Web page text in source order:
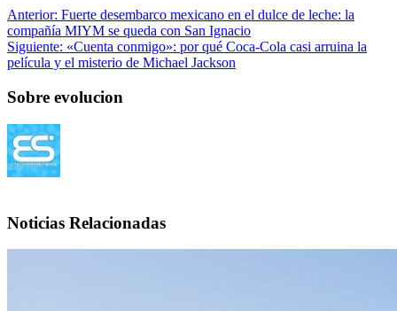
Anterior: Fuerte desembarco mexicano en el dulce de leche: la
compañía MIYM se queda con San Ignacio
Siguiente: «Cuenta conmigo»: por qué Coca-Cola casi arruina la
película y el misterio de Michael Jackson
Sobre evolucion
Noticias Relacionadas